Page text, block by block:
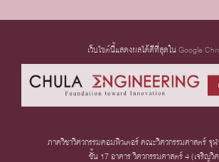
เว็บไซต์นี้แสดงผลได้ดีที่สุดในGoogle
ภาควิชาวิศวกรรมคอมพิวเตอร์ คณะวิศวกรรมศาสตร์ จุ
ชั้น 17 อาคาร วิศวกรรมศาสตร์ 4 (เจริญวิ